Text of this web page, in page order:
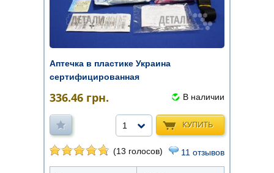
Аптечка в пластике Украина
сертифицированная
336.46 грн. В наличии
КУПИТЬ
1
(13 голосов) 11 отзывов